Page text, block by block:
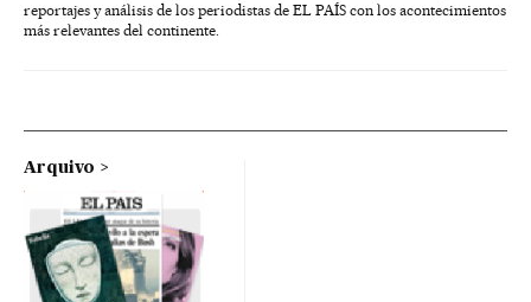
reportajes y análisis de los periodistas de EL PAÍS con los acontecimientos
más relevantes del continente.
Arquivo